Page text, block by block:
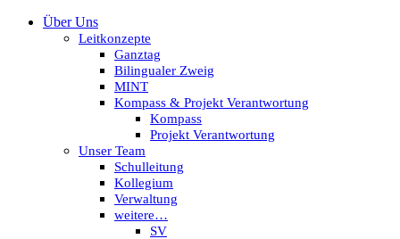
Über Uns
Leitkonzepte
Ganztag
Bilingualer Zweig
MINT
Kompass & Projekt Verantwortung
Kompass
Projekt Verantwortung
Unser Team
Schulleitung
Kollegium
Verwaltung
weitere…
SV